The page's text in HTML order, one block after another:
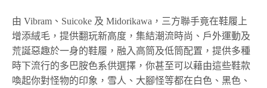
由 Vibram、Suicoke 及 Midorikawa，三方聯手竟在鞋履上
增添絨毛，提供翻玩新高度，集結潮流時尚、戶外運動及
荒誕惡趣於一身的鞋履，融入高筒及低筒配置，提供多種
時下流行的多巴胺色系供選擇，你甚至可以藉由這些鞋款
喚起你對怪物的印象，雪人、大腳怪等都在白色、黑色、